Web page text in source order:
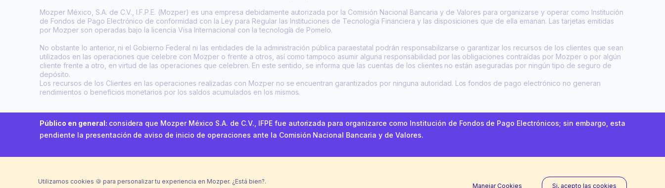
Mozper México, S.A. de C.V., I.F.P.E. (Mozper) es una empresa debidamente autorizada por la Comisión Nacional Bancaria y de Valores para organizarse y operar como Institución
de Fondos de Pago Electrónico de conformidad con la Ley para Regular las Instituciones de Tecnología Financiera y las disposiciones que de ella emanan. Las tarjetas emitidas
por Mozper son operadas bajo la licencia Visa Internacional con la tecnología de Pomelo.
No obstante lo anterior, ni el Gobierno Federal ni las entidades de la administración pública paraestatal podrán responsabilizarse o garantizar los recursos de los clientes que sean
utilizados en las operaciones que celebre con Mozper o frente a otros, así como tampoco asumir alguna responsabilidad por las obligaciones contraídas por Mozper o por algún
cliente frente a otro, en virtud de las operaciones que celebren. En este sentido, se informa que las cuentas de los clientes no están aseguradas por ningún tipo de seguro de
depósito.
Los recursos de los Clientes en las operaciones realizadas con Mozper no se encuentran garantizados por ninguna autoridad. Los fondos de pago electrónico no generan
rendimientos o beneficios monetarios por los saldos acumulados en los mismos.
Público en general: considera que Mozper México S.A. de C.V., IFPE fue autorizada para organizarce como Institución de Fondos de Pago Electrónicos; sin embargo, esta
pendiente la presentación de aviso de inicio de operaciones ante la Comisión Nacional Bancaria y de Valores.
Utilizamos cookies 🍪 para personalizar tu experiencia en Mozper. ¿Está bien?.
Manejar Cookies Si, acepto las cookies